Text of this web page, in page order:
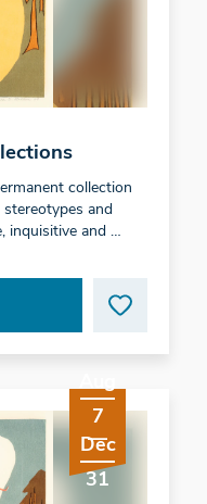
collection
stereotypes and
inquisitive and …
7
Dec
31